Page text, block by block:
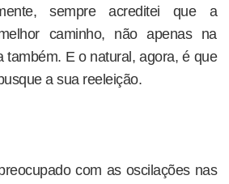
sempre acreditei que a
caminho, não apenas na
também. E o natural, agora, é que
a sua reeleição.
com as oscilações nas